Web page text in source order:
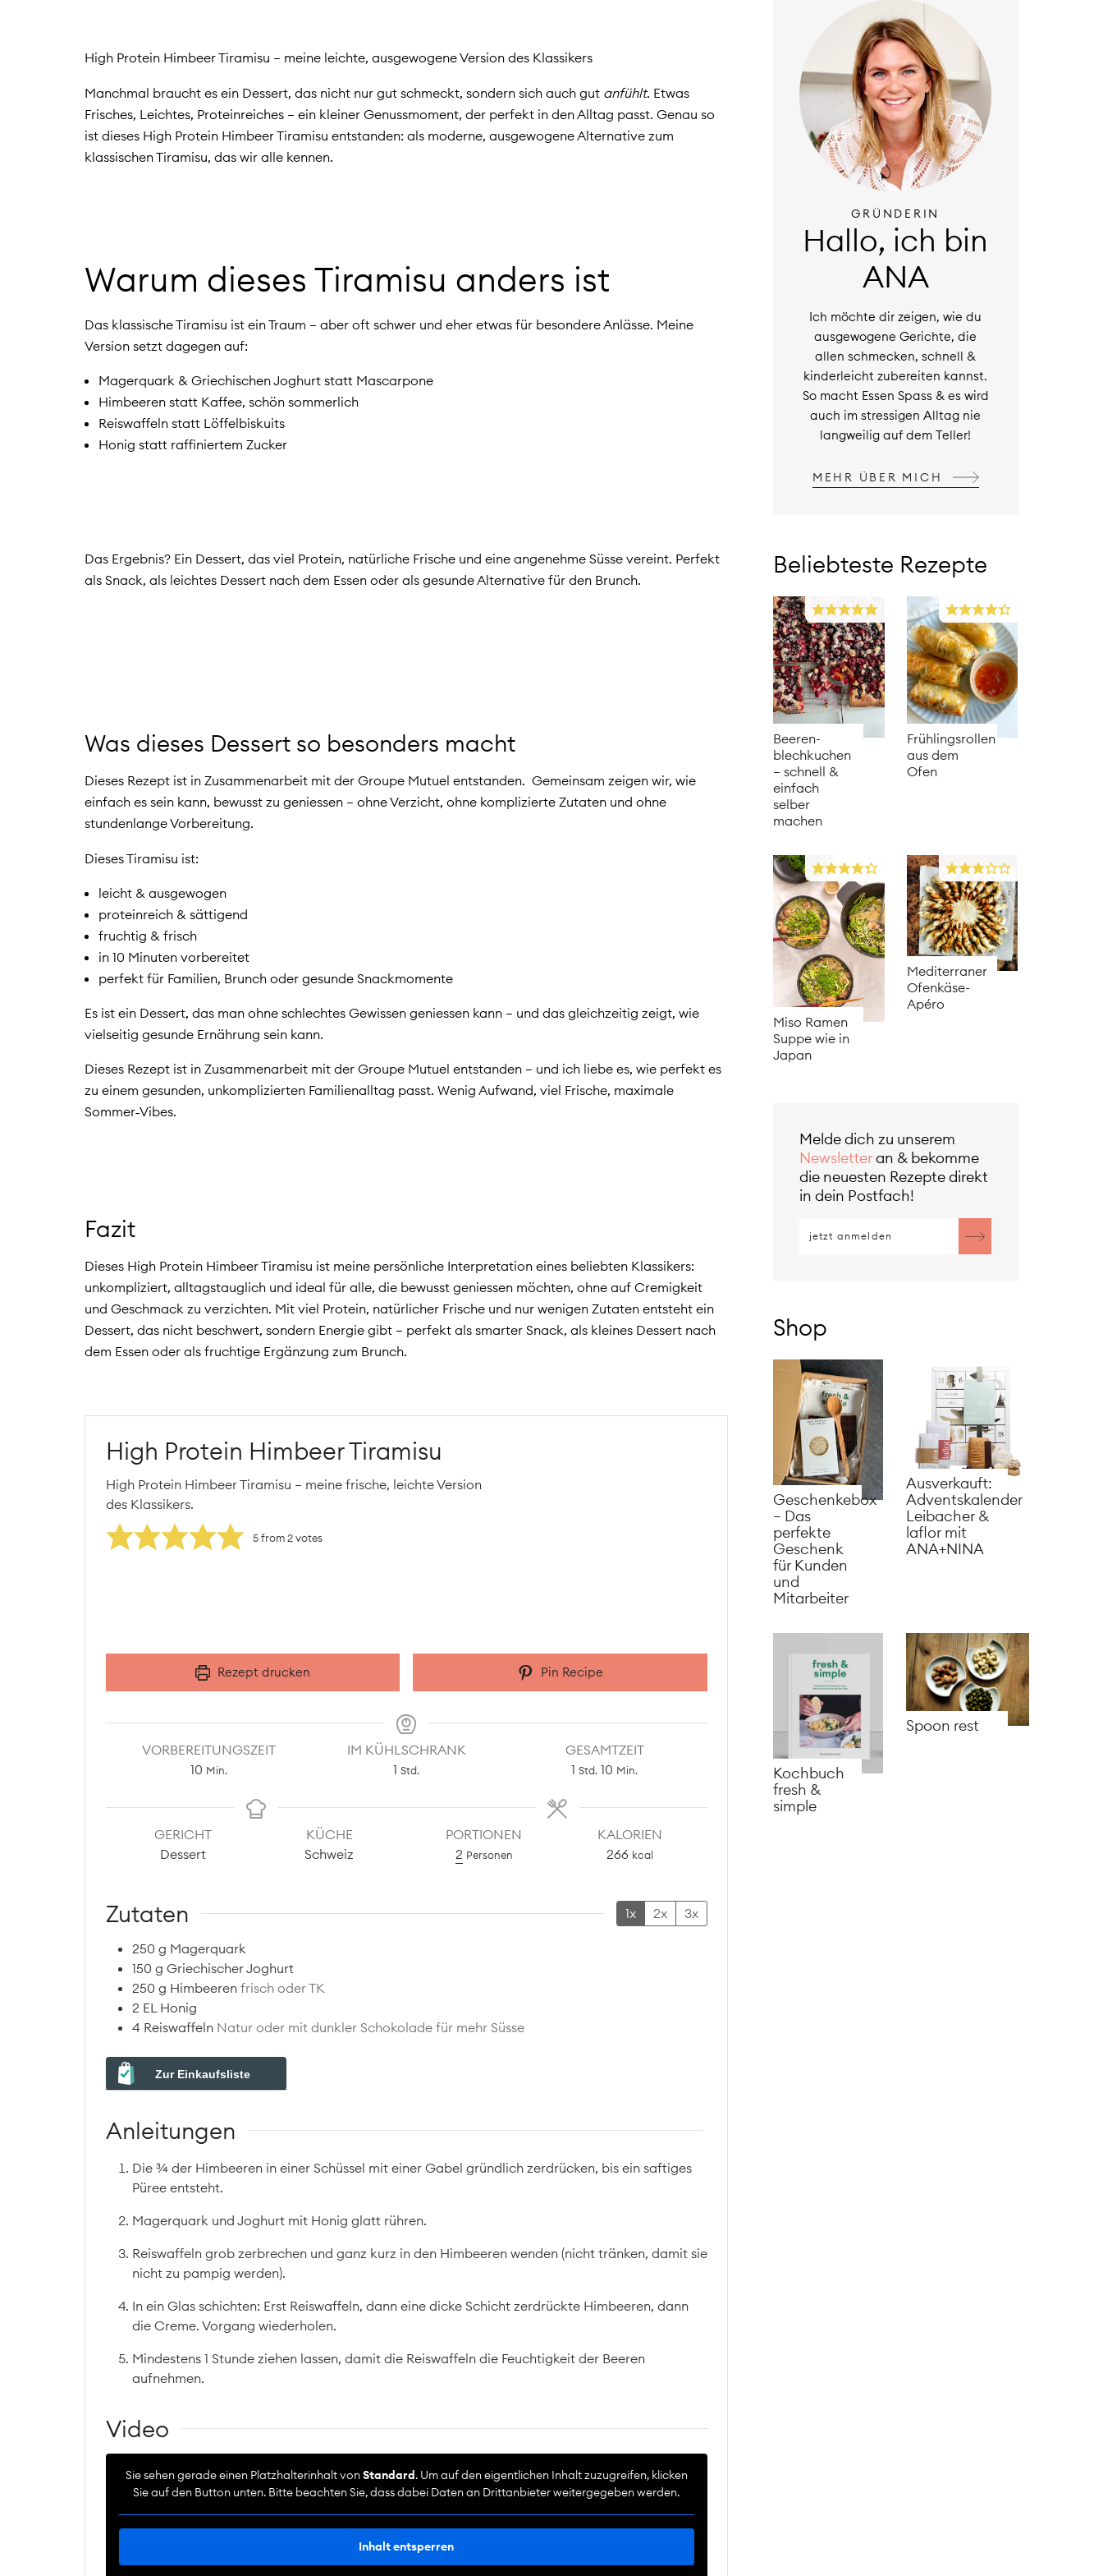
High Protein Himbeer Tiramisu – meine leichte, ausgewogene Version des Klassikers
Manchmal braucht es ein Dessert, das nicht nur gut schmeckt, sondern sich auch gut anfühlt. Etwas
Frisches, Leichtes, Proteinreiches – ein kleiner Genussmoment, der perfekt in den Alltag passt. Genau so
ist dieses High Protein Himbeer Tiramisu entstanden: als moderne, ausgewogene Alternative zum
klassischen Tiramisu, das wir alle kennen.
Warum dieses Tiramisu anders ist
Das klassische Tiramisu ist ein Traum – aber oft schwer und eher etwas für besondere Anlässe. Meine
Version setzt dagegen auf:
Magerquark & Griechischen Joghurt statt Mascarpone
Himbeeren statt Kaffee, schön sommerlich
Reiswaffeln statt Löffelbiskuits
Honig statt raffiniertem Zucker
Das Ergebnis? Ein Dessert, das viel Protein, natürliche Frische und eine angenehme Süsse vereint. Perfekt
als Snack, als leichtes Dessert nach dem Essen oder als gesunde Alternative für den Brunch.
Was dieses Dessert so besonders macht
Dieses Rezept ist in Zusammenarbeit mit der Groupe Mutuel entstanden. Gemeinsam zeigen wir, wie
einfach es sein kann, bewusst zu geniessen – ohne Verzicht, ohne komplizierte Zutaten und ohne
stundenlange Vorbereitung.
Dieses Tiramisu ist:
leicht & ausgewogen
proteinreich & sättigend
fruchtig & frisch
in 10 Minuten vorbereitet
perfekt für Familien, Brunch oder gesunde Snackmomente
Es ist ein Dessert, das man ohne schlechtes Gewissen geniessen kann – und das gleichzeitig zeigt, wie
vielseitig gesunde Ernährung sein kann.
Dieses Rezept ist in Zusammenarbeit mit der Groupe Mutuel entstanden – und ich liebe es, wie perfekt es
zu einem gesunden, unkomplizierten Familienalltag passt. Wenig Aufwand, viel Frische, maximale
Sommer‑Vibes.
Fazit
Dieses High Protein Himbeer Tiramisu ist meine persönliche Interpretation eines beliebten Klassikers:
unkompliziert, alltagstauglich und ideal für alle, die bewusst geniessen möchten, ohne auf Cremigkeit
und Geschmack zu verzichten. Mit viel Protein, natürlicher Frische und nur wenigen Zutaten entsteht ein
Dessert, das nicht beschwert, sondern Energie gibt – perfekt als smarter Snack, als kleines Dessert nach
dem Essen oder als fruchtige Ergänzung zum Brunch.
High Protein Himbeer Tiramisu
High Protein Himbeer Tiramisu – meine frische, leichte Version
des Klassikers.
5from2votes
Rezept drucken Pin Recipe
VORBEREITUNGSZEIT
10Minuten
Min.
IM KÜHLSCHRANK
1 Stunde
Std.
GESAMTZEIT
1 Stunde
Std. 10 Minuten
Min.
GERICHT
Dessert
KÜCHE
Schweiz
PORTIONEN
2 Personen
KALORIEN
266 kcal
Zutaten 1x 2x 3x
250 g Magerquark
150 g Griechischer Joghurt
250 g Himbeeren frisch oder TK
2 EL Honig
4 Reiswaffeln Natur oder mit dunkler Schokolade für mehr Süsse
Zur Einkaufsliste
Anleitungen
Die ¾ der Himbeeren in einer Schüssel mit einer Gabel gründlich zerdrücken, bis ein saftiges
Püree entsteht.
Magerquark und Joghurt mit Honig glatt rühren.
Reiswaffeln grob zerbrechen und ganz kurz in den Himbeeren wenden (nicht tränken, damit sie
nicht zu pampig werden).
In ein Glas schichten: Erst Reiswaffeln, dann eine dicke Schicht zerdrückte Himbeeren, dann
die Creme. Vorgang wiederholen.
Mindestens 1 Stunde ziehen lassen, damit die Reiswaffeln die Feuchtigkeit der Beeren
aufnehmen.
Video
Sie sehen gerade einen Platzhalterinhalt vonStandard. Um auf den eigentlichen Inhalt zuzugreifen, klicken
Sie auf den Button unten. Bitte beachten Sie, dass dabei Daten an Drittanbieter weitergegeben werden.
Inhalt entsperren
GRÜNDERIN
Hallo, ich bin
ANA
Ich möchte dir zeigen, wie du
ausgewogene Gerichte, die
allen schmecken, schnell &
kinderleicht zubereiten kannst.
So macht Essen Spass & es wird
auch im stressigen Alltag nie
langweilig auf dem Teller!
MEHR ÜBER MICH
Beliebteste Rezepte
Beeren­
blechkuchen
– schnell &
einfach
selber
machen
Frühlingsrollen
aus dem
Ofen
Miso Ramen
Suppe wie in
Japan
Mediterraner
Ofenkäse-
Apéro
Melde dich zu unserem
Newsletteran & bekomme
die neuesten Rezepte direkt
in dein Postfach!
Shop
Geschenkebox
– Das
perfekte
Geschenk
für Kunden
und
Mitarbeiter
Ausverkauft:
Adventskalender
Leibacher &
laflor mit
ANA+NINA
Kochbuch
fresh &
simple
Spoon rest